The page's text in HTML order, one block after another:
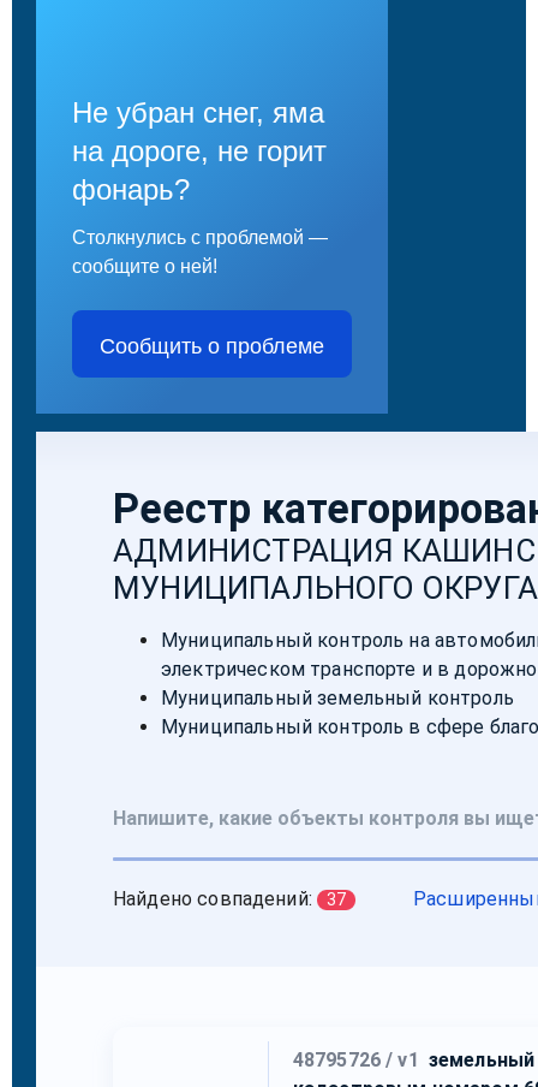
Не убран снег, яма
на дороге, не горит
фонарь?
Столкнулись с проблемой —
сообщите о ней!
Сообщить о проблеме